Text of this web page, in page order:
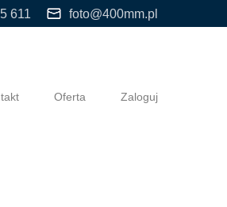
611 foto@400mm.pl
Oferta Zaloguj